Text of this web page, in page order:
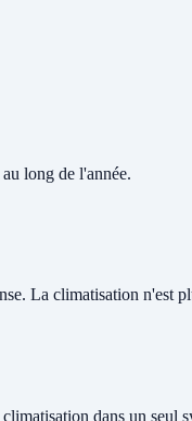
long de l'année.
La climatisation n'est
dans un seul